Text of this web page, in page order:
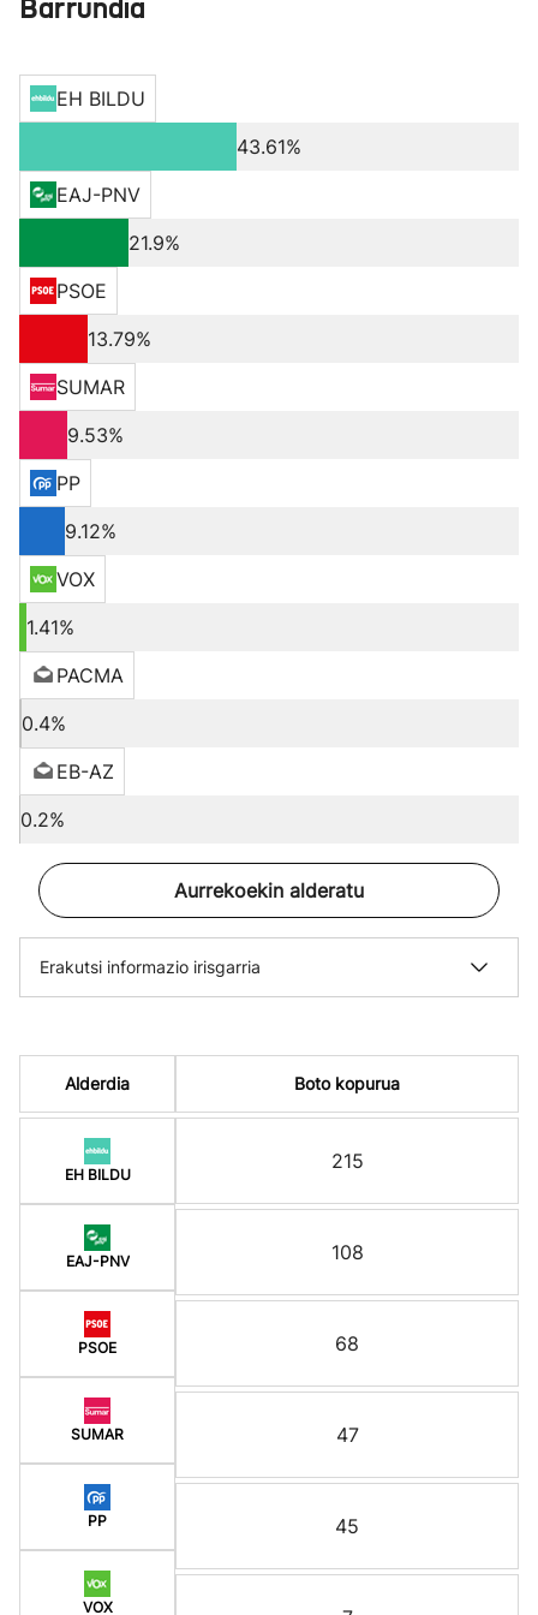
Barrundia
EH BILDU
43.61%
EAJ-PNV
21.9%
PSOE
13.79%
SUMAR
9.53%
PP
9.12%
VOX
1.41%
PACMA
0.4%
EB-AZ
0.2%
Aurrekoekin alderatu
Erakutsi informazio irisgarria
Alderdia
EH BILDU
EAJ-PNV
PSOE
SUMAR
PP
VOX
Boto kopurua
215
108
68
47
45